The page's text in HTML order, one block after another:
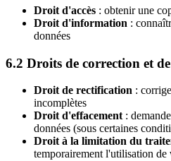
Droit d'accès : obtenir une
Droit d'information :
données
6.2 Droits de correction et
Droit de rectification :
incomplètes
Droit d'effacement :
données (sous certaines
Droit à la limitation du
temporairement l'utilisation de